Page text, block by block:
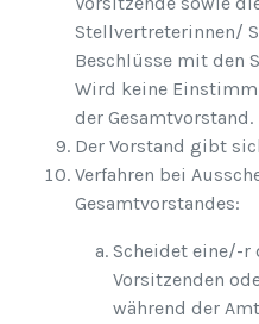
Stellvertreterinnen/
Beschlüsse mit den
Wird keine
der Gesamtvorstand.
Der Vorstand gibt
Verfahren bei
Gesamtvorstandes:
Scheidet eine/-r
Vorsitzenden
während der